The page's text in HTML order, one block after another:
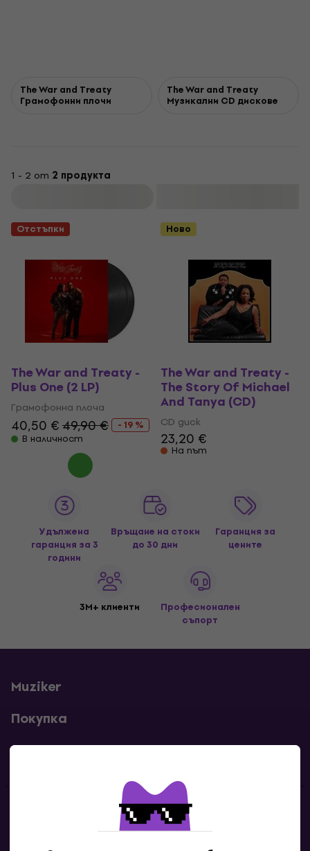
The War and Treaty
Грамофонни плочи
The War and Treaty
Музикални CD дискове
1 - 2 от 2 продукта
Отстъпки
The War and Treaty -
Plus One (2 LP)
Грамофонна плоча
40,50 €49,90 €
- 19 %
В наличност
Ново
The War and Treaty -
The Story Of Michael
And Tanya (CD)
CD диск
23,20 €
На път
Удължена
гаранция за 3
години
Връщане на стоки
до 30 дни
Гаранция за
цените
3M+ клиенти
Професионален
съпорт
Muziker
Покупка
Полезни линкове
Контакти